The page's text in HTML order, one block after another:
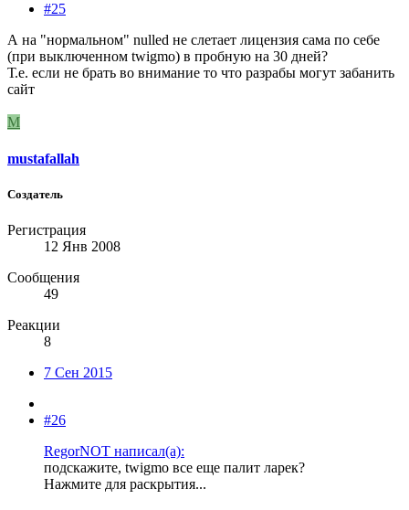
#25
А на "нормальном" nulled не слетает лицензия сама по себе
(при выключенном twigmo) в пробную на 30 дней?
Т.е. если не брать во внимание то что разрабы могут забанить
сайт
M
mustafallah
Создатель
Регистрация
12 Янв 2008
Сообщения
49
Реакции
8
7 Сен 2015
#26
RegorNOT написал(а):
подскажите, twigmo все еще палит ларек?
Нажмите для раскрытия...